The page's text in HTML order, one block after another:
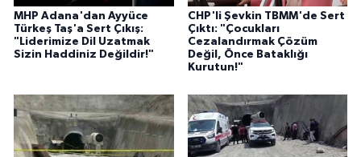
MHP Adana'dan Ayyüce
Türkeş Taş'a Sert Çıkış:
"Liderimize Dil Uzatmak
Sizin Haddiniz Değildir!"
CHP'li Şevkin TBMM'de Sert
Çıktı: "Çocukları
Cezalandırmak Çözüm
Değil, Önce Bataklığı
Kurutun!"